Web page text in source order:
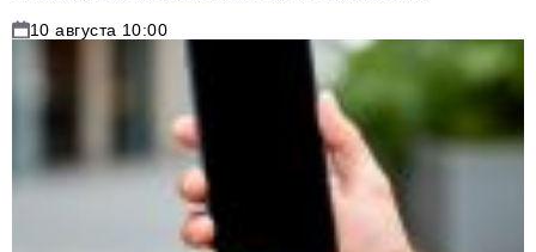
10 августа 10:00